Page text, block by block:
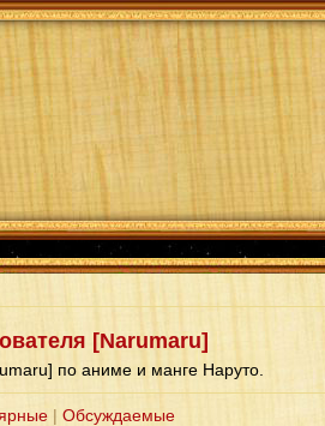
[Narumaru]
по аниме и манге Наруто.
| Обсуждаемые